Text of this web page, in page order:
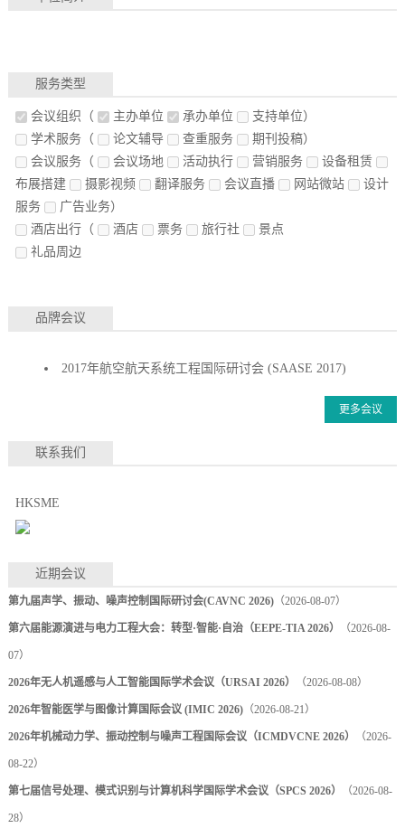
服务类型
会议组织 （ 主办单位 承办单位
支持单位）
学术服务（ 论文辅导 查重服务
期刊投稿）
会议服务（ 会议场地 活动执行 营销服务
设备租赁
布展搭建
摄影视频 翻译服务 会议直播 网站微站
设计
服务
广告业务）
酒店出行（ 酒店 票务 旅行社
景点
礼品周边
品牌会议
2017年航空航天系统工程国际研讨会 (SAASE 2017)
更多会议
联系我们
HKSME
近期会议
第九届声学、振动、噪声控制国际研讨会(CAVNC 2026)（2026-08-07）
第六届能源演进与电力工程大会：转型·智能·自治（EEPE-TIA 2026） （2026-08-
07）
2026年无人机遥感与人工智能国际学术会议（URSAI 2026） （2026-08-08）
2026年智能医学与图像计算国际会议 (IMIC 2026)（2026-08-21）
2026年机械动力学、振动控制与噪声工程国际会议（ICMDVCNE 2026） （2026-
08-22）
第七届信号处理、模式识别与计算机科学国际学术会议（SPCS 2026） （2026-08-
28）